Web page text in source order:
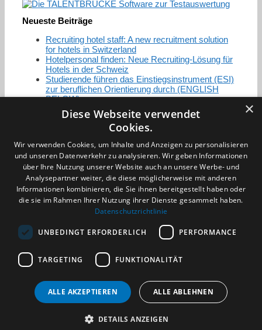
Neueste Beiträge
Recruiting hotel staff: A new recruitment solution
for hotels in Switzerland
Hotelpersonal finden: Neue Recruiting-Lösung für
Hotels in der Schweiz
Studierende führen das Einstiegsinstrument (ESI)
zur beruflichen Orientierung durch (ENGLISH
BELOW)
Zertifizierung / Mitgliedschaften
Datenschutzerklärung
Benachrichtigungsservice
Kontakt und Anfahrt
(c) 2026 TALENTBRÜCKE GmbH & Co. KG
×
Diese Webseite verwendet
Cookies.
Wir verwenden Cookies, um Inhalte und Anzeigen zu personalisieren
und unseren Datenverkehr zu analysieren. Wir geben Informationen
über Ihre Nutzung unserer Website auch an unsere Werbe- und
Analysepartner weiter, die diese möglicherweise mit anderen
Informationen kombinieren, die Sie ihnen bereitgestellt haben oder
die sie im Rahmen Ihrer Nutzung ihrer Dienste gesammelt haben.
Datenschutzrichtlinie
UNBEDINGT ERFORDERLICH PERFORMANCE
TARGETING FUNKTIONALITÄT
ALLE AKZEPTIEREN ALLE ABLEHNEN
DETAILS ANZEIGEN